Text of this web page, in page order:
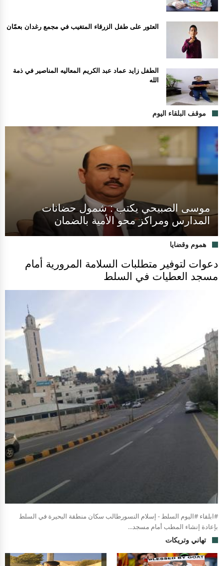
العثور على طفل الزرقاء المتغيب في مجمع رغدان بعمّان
الطفل زايد عماد عبد الكريم المعاليه المناصير في ذمة
الله
موقف البلقاء اليوم
موسى الصبيحي يكتب : شمول حضانات
المدارس ومراكز محو الأمية بالضمان
هموم وقضايا
دعوات لتوفير متطلبات السلامة المرورية أمام
مسجد العطيات في السلط
#ابلقاء #اليوم السلط - إسلام النسورطالب سكان منطقة البحيرة في السلط
بإعادة إنشاء المطب أمام مسجد...
تهاني وتريكات